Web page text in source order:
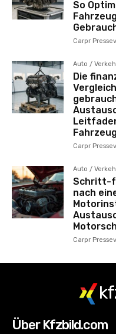
So
Carpr
Auto /
Die
Carpr
Auto /
Schritt-
nach
Carpr
Über Kfzbild.com